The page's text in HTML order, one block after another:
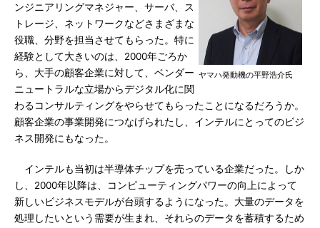
ヤマハ発動機の平野浩介氏
ンジニアリングマネジャー、サーバ、ス
トレージ、ネットワークなどさまざまな
役職、分野を担当させてもらった。特に
経験として大きいのは、2000年ごろか
ら、大手の顧客企業に対して、ベンダー
ニュートラルな立場からデジタル化に関
わるコンサルティングをやらせてもらったことになるだろうか。
顧客企業の事業開発につなげられたし、インテルにとってのビジ
ネス開発にもなった。
インテルも当初は半導体チップを売っている企業だった。しか
し、2000年以降は、コンピューティングパワーの向上によって
新しいビジネスモデルが台頭するようになった。大量のデータを
処理したいという需要が生まれ、それらのデータを蓄積するため